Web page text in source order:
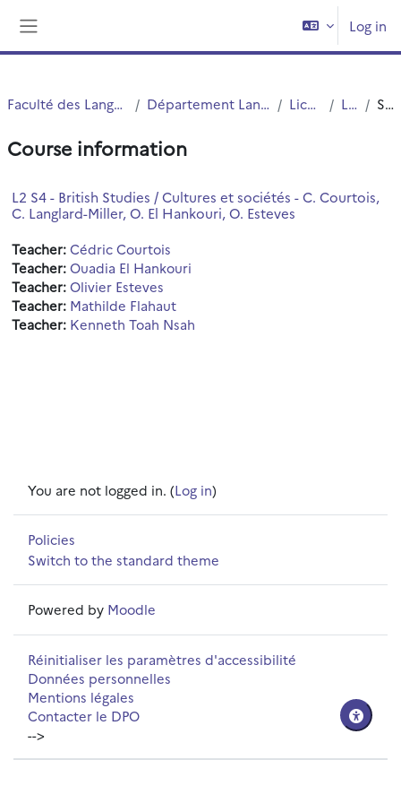
Log in
Faculté des Langues Cultures et Sociétés (FLCS) Département Langues Etrangères Appliquées (LEA) Licences (cours) Licence 2 Summary
Course information
L2 S4 - British Studies / Cultures et sociétés - C. Courtois,
C. Langlard-Miller, O. El Hankouri, O. Esteves
Teacher:Cédric Courtois
Teacher:Ouadia El Hankouri
Teacher:Olivier Esteves
Teacher: Mathilde Flahaut
Teacher: Kenneth Toah Nsah
You are not logged in. (Log in)
Policies
Switch to the standard theme
Powered by Moodle
Réinitialiser les paramètres d'accessibilité
Données personnelles
Mentions légales
Contacter le DPO
-->